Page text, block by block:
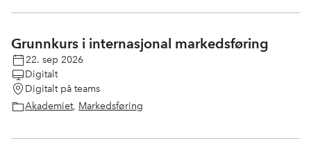
Grunnkurs i internasjonal markedsføring
22. sep 2026
Digitalt
Digitalt på teams
Akademiet, Markedsføring